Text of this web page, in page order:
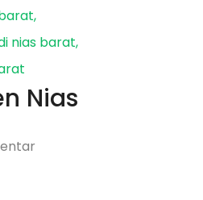
nias barat
Nias
pada